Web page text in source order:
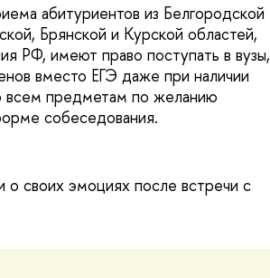
абитуриентов из Белгородской
Брянской и Курской областей,
РФ, имеют право поступать в вузы,
вместо ЕГЭ даже при наличии
всем предметам по желанию
собеседования.
о своих эмоциях после встречи с